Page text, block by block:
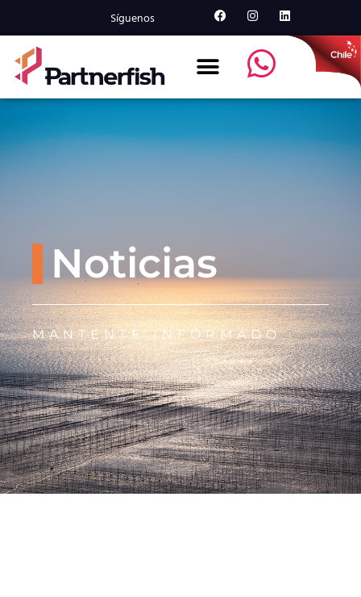
Síguenos
Noticias
MANTENTE INFORMADO